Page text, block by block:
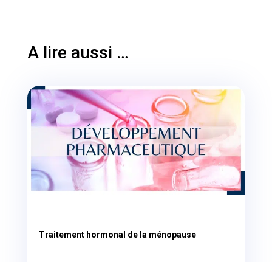
A lire aussi …
Traitement hormonal de la ménopause